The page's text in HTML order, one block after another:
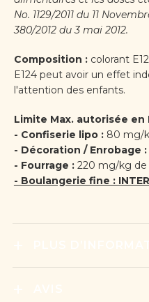
No. 1129/2011 du 11
380/2012 du 3 mai 2012.
Composition : colorant
E124 peut avoir un effet
l'attention des enfants.
Limite Max. autorisée en
- Confiserie lipo : 80 mg/
- Décoration / Enrobage :
- Fourrage :220 mg/kg de
- Boulangerie fine :